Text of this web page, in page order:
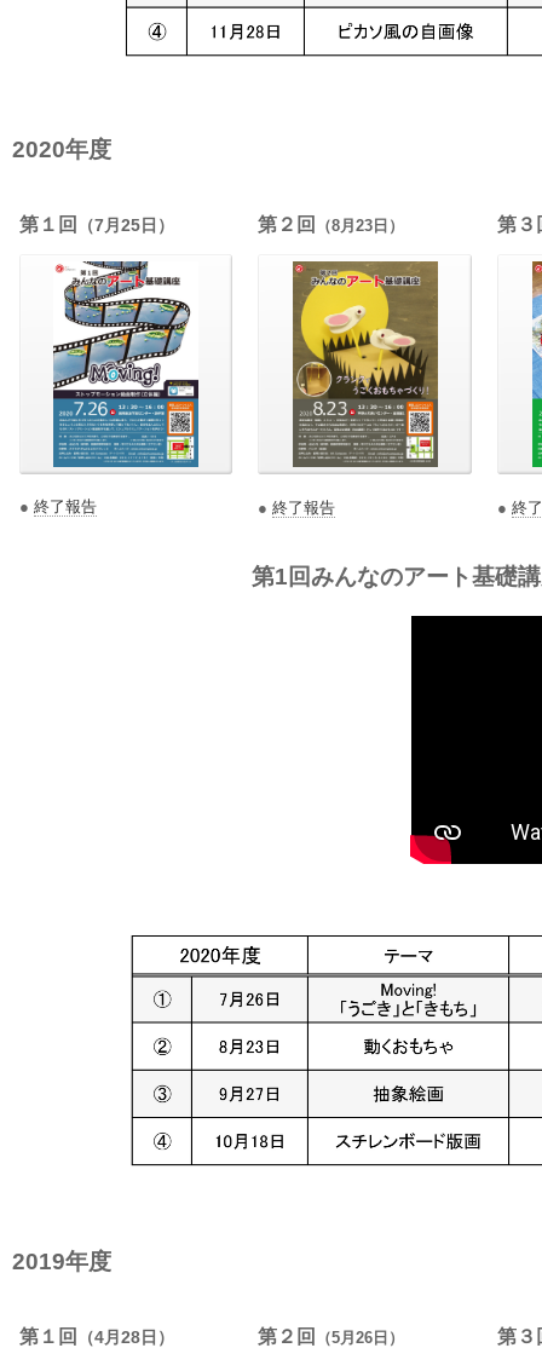
2020年度
第１回 （7月25日）
● 終了報告
第２回 （8月23日）
● 終了報告
第３
● 終
第1回みんなのアート基礎
2019年度
第１回 （4月28日） 第２回 （5月26日） 第３